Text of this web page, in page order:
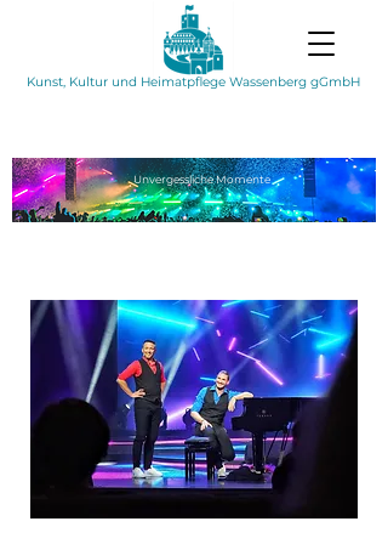
Kunst, Kultur und Heimatpflege Wassenberg gGmbH
UnvergesslicheMomente